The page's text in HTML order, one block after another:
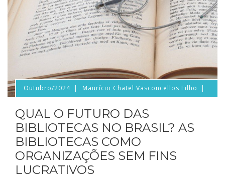
Outubro/2024 Maurício Chatel Vasconcellos Filho
QUAL O FUTURO DAS
BIBLIOTECAS NO BRASIL? AS
BIBLIOTECAS COMO
ORGANIZAÇÕES SEM FINS
LUCRATIVOS